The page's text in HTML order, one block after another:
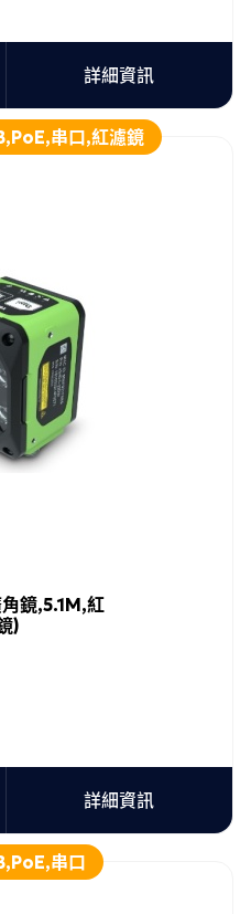
詳細資訊
串口,紅濾鏡
鏡,5.1M,紅
)
詳細資訊
串口